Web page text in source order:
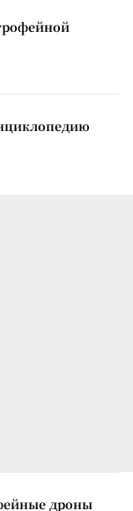
дроны